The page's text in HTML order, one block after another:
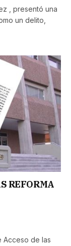
, presentó una
un delito,
REFORMA
Acceso de las